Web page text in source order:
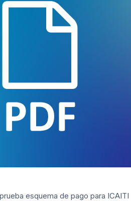
esquema de pago para ICAITI